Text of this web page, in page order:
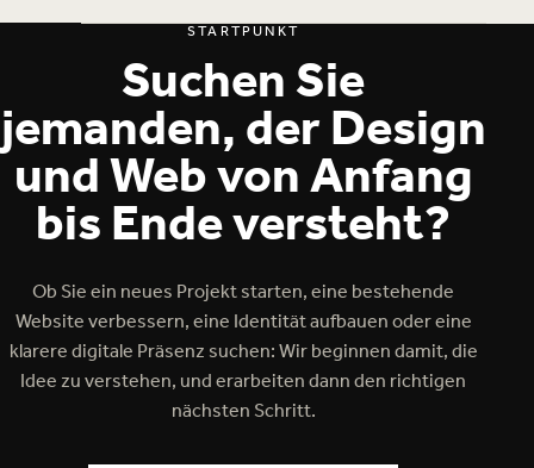
STARTPUNKT
Suchen Sie
jemanden, der Design
und Web von Anfang
bis Ende versteht?
Ob Sie ein neues Projekt starten, eine bestehende
Website verbessern, eine Identität aufbauen oder eine
klarere digitale Präsenz suchen: Wir beginnen damit, die
Idee zu verstehen, und erarbeiten dann den richtigen
nächsten Schritt.